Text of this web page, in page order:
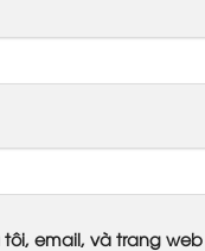
tôi, email, và trang